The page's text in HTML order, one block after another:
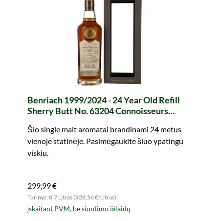
Benriach 1999/2024 - 24 Year Old Refill
Sherry Butt No. 63204 Connoisseurs
Šio single malt aromatai brandinami 24 metus
vienoje statinėje. Pasimėgaukite šiuo ypatingu
viskiu.
299,99 €
Turinys: 0.7 Litras (428,56 €/Litras)
įskaitant PVM, be siuntimo išlaidų